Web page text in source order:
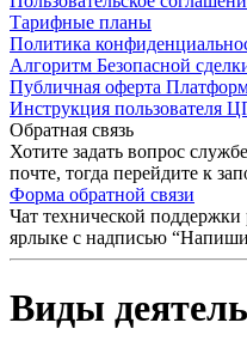
Тарифные планы
Политика
Алгоритм Безопасной
Публичная оферта
Инструкция пользователя
Обратная связь
Хотите задать вопрос
почте, тогда перейдите к
Форма обратной связи
Чат технической поддержки
ярлыке с надписью
Виды